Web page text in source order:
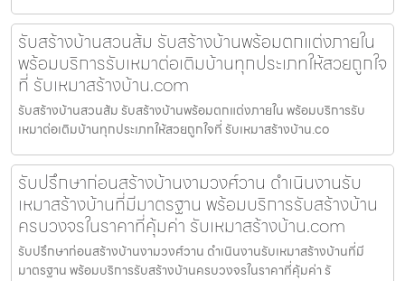
รับสร้างบ้านสวนส้ม รับสร้างบ้านพร้อมตกแต่งภายใน
พร้อมบริการรับเหมาต่อเติมบ้านทุกประเภทให้สวยถูกใจ
ที่ รับเหมาสร้างบ้าน.com
รับสร้างบ้านสวนส้ม รับสร้างบ้านพร้อมตกแต่งภายใน พร้อมบริการรับ
เหมาต่อเติมบ้านทุกประเภทให้สวยถูกใจที่ รับเหมาสร้างบ้าน.co
รับปรึกษาก่อนสร้างบ้านงามวงศ์วาน ดำเนินงานรับ
เหมาสร้างบ้านที่มีมาตรฐาน พร้อมบริการรับสร้างบ้าน
ครบวงจรในราคาที่คุ้มค่า รับเหมาสร้างบ้าน.com
รับปรึกษาก่อนสร้างบ้านงามวงศ์วาน ดำเนินงานรับเหมาสร้างบ้านที่มี
มาตรฐาน พร้อมบริการรับสร้างบ้านครบวงจรในราคาที่คุ้มค่า รั